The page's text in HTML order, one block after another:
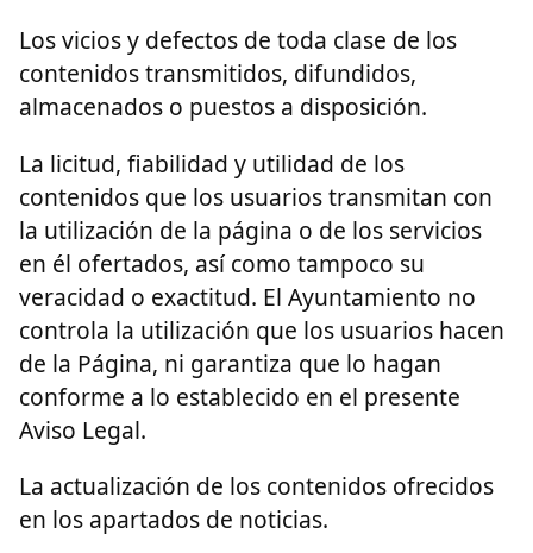
Los vicios y defectos de toda clase de los
contenidos transmitidos, difundidos,
almacenados o puestos a disposición.
La licitud, fiabilidad y utilidad de los
contenidos que los usuarios transmitan con
la utilización de la página o de los servicios
en él ofertados, así como tampoco su
veracidad o exactitud. El Ayuntamiento no
controla la utilización que los usuarios hacen
de la Página, ni garantiza que lo hagan
conforme a lo establecido en el presente
Aviso Legal.
La actualización de los contenidos ofrecidos
en los apartados de noticias.